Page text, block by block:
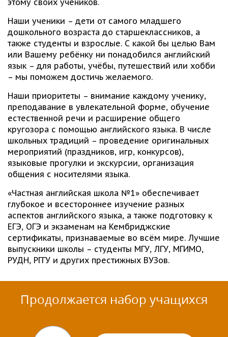
этому своих учеников.
Наши ученики – дети от самого младшего
дошкольного возраста до старшеклассников, а
также студенты и взрослые. С какой бы целью Вам
или Вашему ребёнку ни понадобился английский
язык – для работы, учёбы, путешествий или хобби
– мы поможем достичь желаемого.
Наши приоритеты – внимание каждому ученику,
преподавание в увлекательной форме, обучение
естественной речи и расширение общего
кругозора с помощью английского языка. В числе
школьных традиций – проведение оригинальных
мероприятий (праздников, игр, конкурсов),
языковые прогулки и экскурсии, организация
общения с носителями языка.
«Частная английская школа №1» обеспечивает
глубокое и всестороннее изучение разных
аспектов английского языка, а также подготовку к
ЕГЭ, ОГЭ и экзаменам на Кембриджские
сертификаты, признаваемые во всём мире. Лучшие
выпускники школы – студенты МГУ, ЛГУ, МГИМО,
РУДН, РГГУ и других престижных ВУЗов.
Продолжается набор учащихся